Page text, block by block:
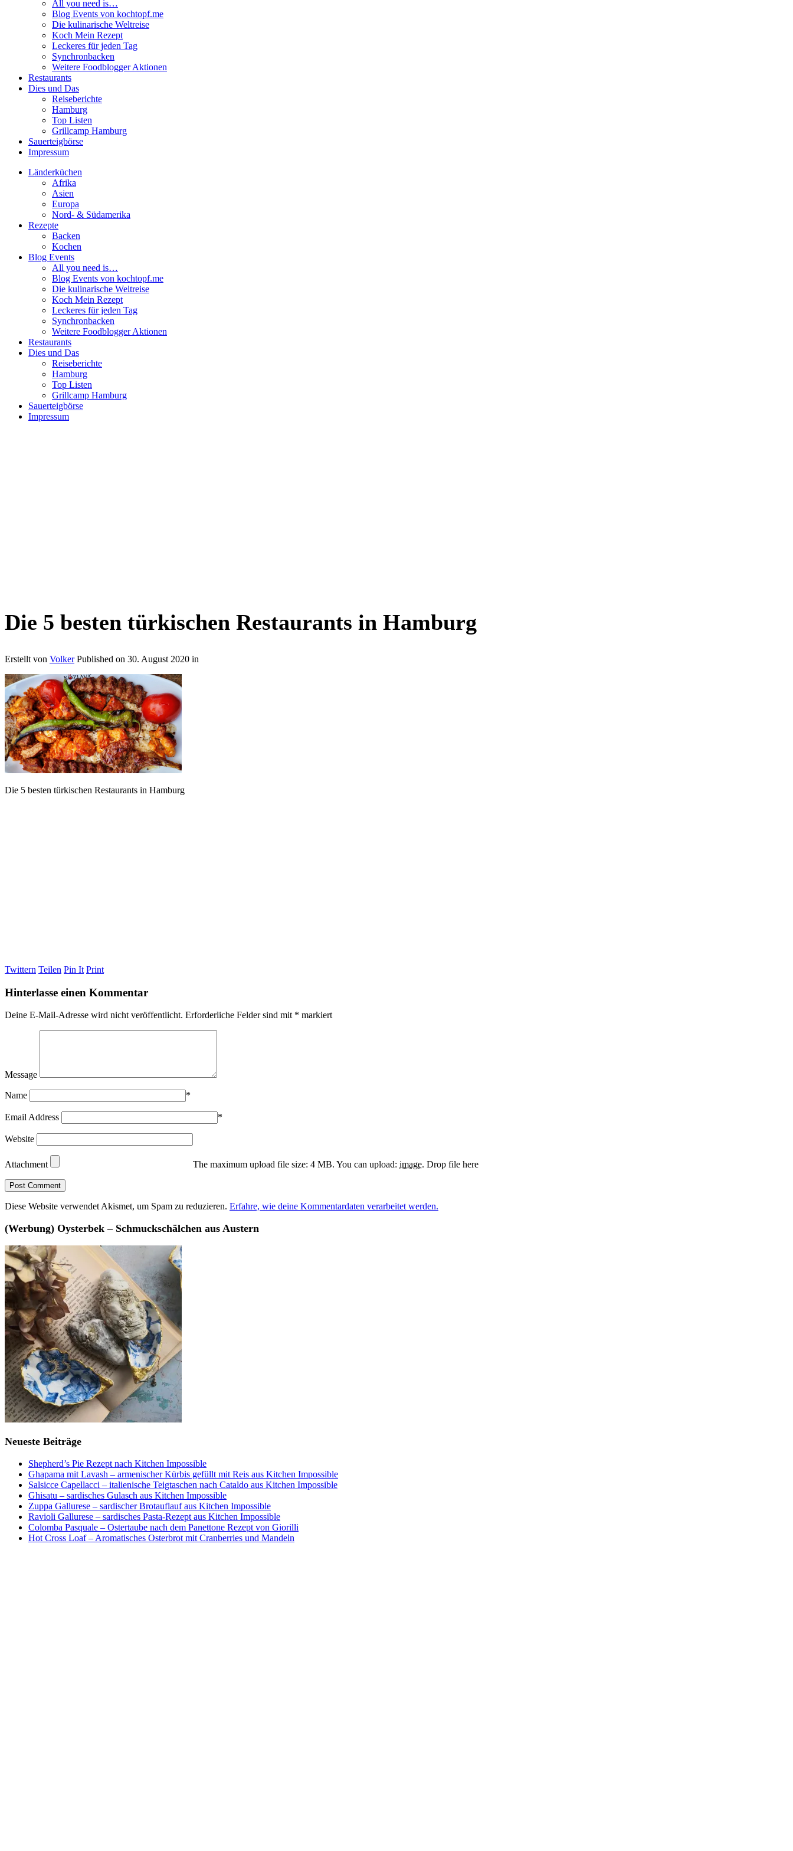
All you need is…
Blog Events von kochtopf.me
Die kulinarische Weltreise
Koch Mein Rezept
Leckeres für jeden Tag
Synchronbacken
Weitere Foodblogger Aktionen
Restaurants
Dies und Das
Reiseberichte
Hamburg
Top Listen
Grillcamp Hamburg
Sauerteigbörse
Impressum
Länderküchen
Afrika
Asien
Europa
Nord- & Südamerika
Rezepte
Backen
Kochen
Blog Events
All you need is…
Blog Events von kochtopf.me
Die kulinarische Weltreise
Koch Mein Rezept
Leckeres für jeden Tag
Synchronbacken
Weitere Foodblogger Aktionen
Restaurants
Dies und Das
Reiseberichte
Hamburg
Top Listen
Grillcamp Hamburg
Sauerteigbörse
Impressum
Die 5 besten türkischen Restaurants in Hamburg
Erstellt von Volker Published on 30. August 2020 in
Die 5 besten türkischen Restaurants in Hamburg
Twittern Teilen Pin It Print
Hinterlasse einen Kommentar
Deine E-Mail-Adresse wird nicht veröffentlicht. Erforderliche Felder sind mit * markiert
Message
Name *
Email Address *
Website
Attachment The maximum upload file size: 4 MB. You can upload: image. Drop file here
Diese Website verwendet Akismet, um Spam zu reduzieren. Erfahre, wie deine Kommentardaten verarbeitet werden.
(Werbung) Oysterbek – Schmuckschälchen aus Austern
Neueste Beiträge
Shepherd’s Pie Rezept nach Kitchen Impossible
Ghapama mit Lavash – armenischer Kürbis gefüllt mit Reis aus Kitchen Impossible
Salsicce Capellacci – italienische Teigtaschen nach Cataldo aus Kitchen Impossible
Ghisatu – sardisches Gulasch aus Kitchen Impossible
Zuppa Gallurese – sardischer Brotauflauf aus Kitchen Impossible
Ravioli Gallurese – sardisches Pasta-Rezept aus Kitchen Impossible
Colomba Pasquale – Ostertaube nach dem Panettone Rezept von Giorilli
Hot Cross Loaf – Aromatisches Osterbrot mit Cranberries und Mandeln